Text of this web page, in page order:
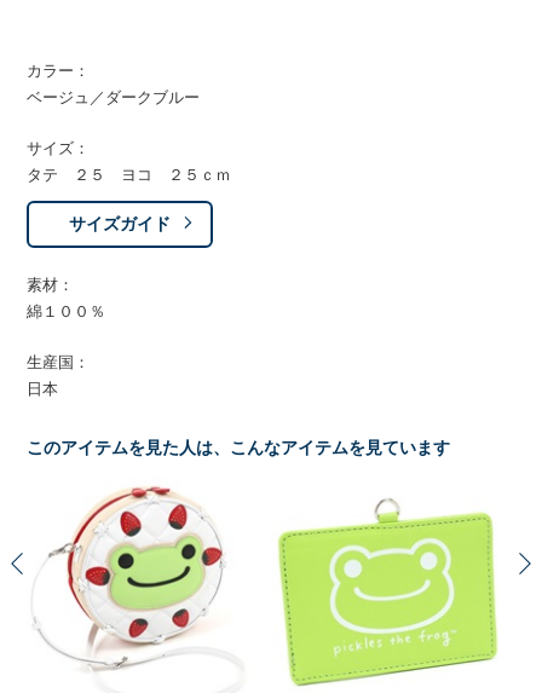
カラー：
ベージュ／ダークブルー
サイズ：
タテ ２５ ヨコ ２５ｃｍ
サイズガイド
素材：
綿１００％
生産国：
日本
このアイテムを見た人は、こんなアイテムを見ています